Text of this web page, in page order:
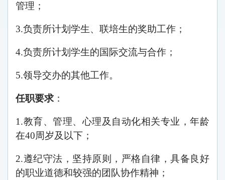
管理；
3.负责所计划学生、联培生的奖助工作；
4.负责所计划学生的国际交流与合作；
5.领导交办的其他工作。
任职要求 ：
1.教育、管理、心理及自动化相关专业，年龄
在40周岁及以下；
2.遵纪守法，坚持原则，严格自律，具备良好
的职业道德和较强的团队协作精神；